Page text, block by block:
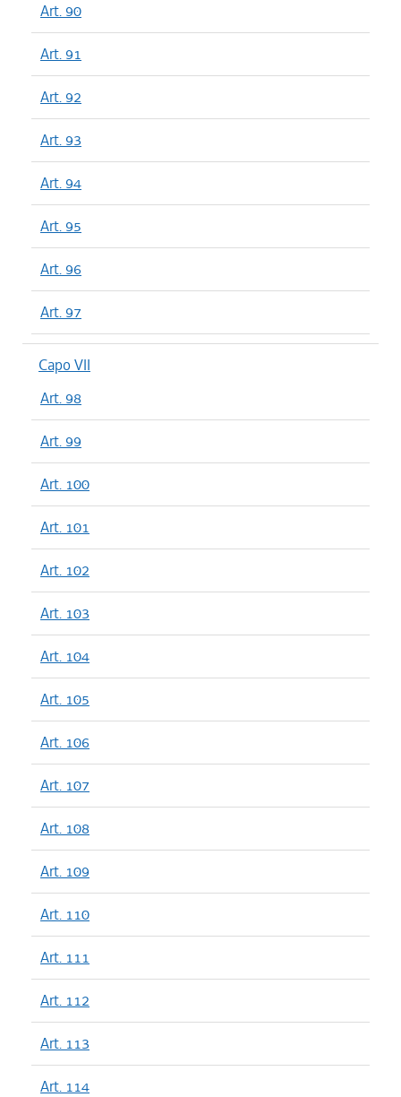
Art. 90
Art. 91
Art. 92
Art. 93
Art. 94
Art. 95
Art. 96
Art. 97
Capo VII
Art. 98
Art. 99
Art. 100
Art. 101
Art. 102
Art. 103
Art. 104
Art. 105
Art. 106
Art. 107
Art. 108
Art. 109
Art. 110
Art. 111
Art. 112
Art. 113
Art. 114